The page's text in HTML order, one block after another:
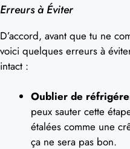
Erreurs à Éviter
D’accord, avant que tu ne
voici quelques erreurs à
intact :
Oublier de
peux sauter cette
étalées comme une
ça ne sera pas bon.